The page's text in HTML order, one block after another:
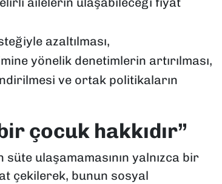
azaltılması,
yönelik denetimlerin artırılması,
ve ortak politikaların
çocuk hakkıdır”
ulaşamamasının yalnızca bir
çekilerek, bunun sosyal